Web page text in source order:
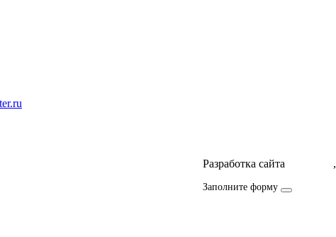
Разработка сайта
Заполните форму